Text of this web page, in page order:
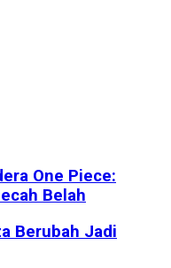
One Piece:
Belah
Berubah Jadi